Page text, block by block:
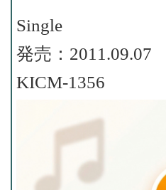
Single
発売：2011.09.07
KICM-1356